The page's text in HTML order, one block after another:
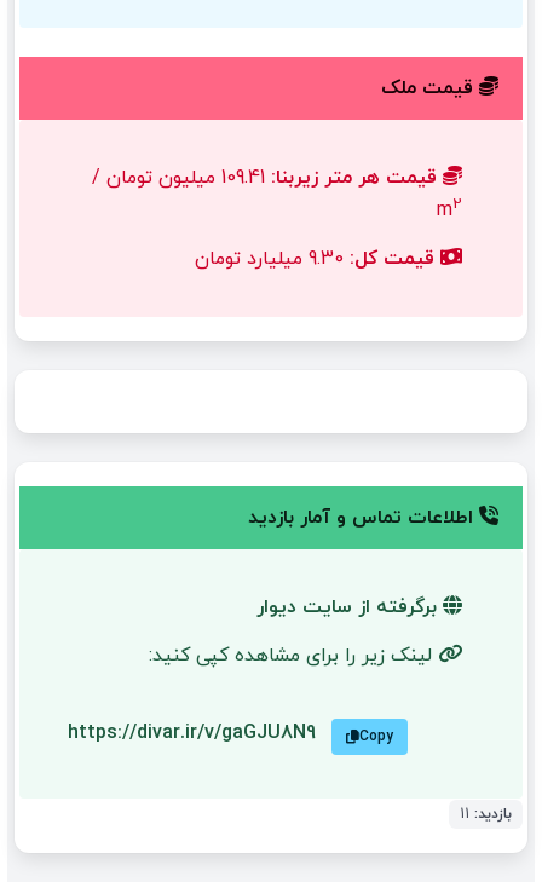
قیمت ملک
قیمت هر متر زیربنا:
109.41 میلیون تومان /
m2
قیمت کل:
اطلاعات تماس و آمار بازدید
برگرفته از سایت دیوار
لینک زیر را برای مشاهده کپی کنید:
https://divar.ir/v/gaGJU8N9 Copy
بازدید: 11